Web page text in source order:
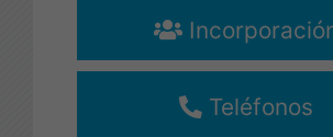
Teléfonos